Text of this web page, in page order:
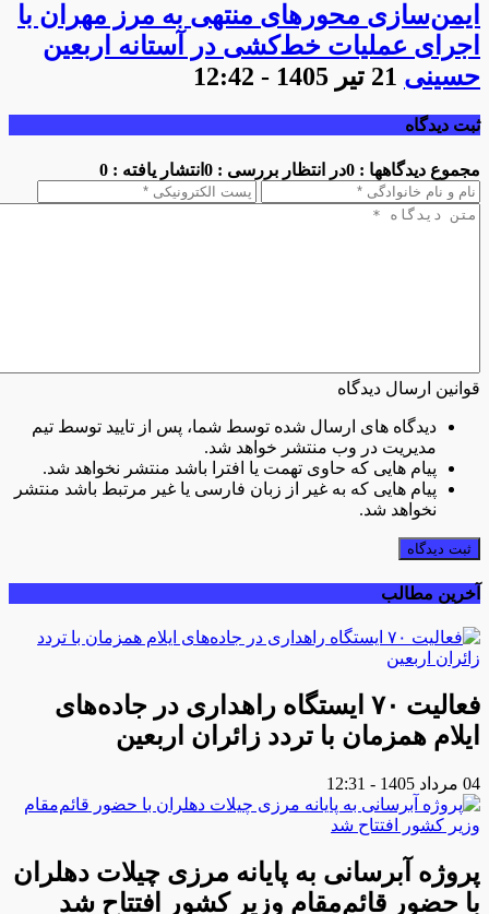
ایمن‌سازی محورهای منتهی به مرز مهران با
اجرای عملیات خط‌کشی در آستانه اربعین
حسینی 21 تیر 1405 - 12:42
ثبت دیدگاه
مجموع دیدگاهها : 0 در انتظار بررسی : 0 انتشار یافته : 0
قوانین ارسال دیدگاه
دیدگاه های ارسال شده توسط شما، پس از تایید توسط تیم
مدیریت در وب منتشر خواهد شد.
پیام هایی که حاوی تهمت یا افترا باشد منتشر نخواهد شد.
پیام هایی که به غیر از زبان فارسی یا غیر مرتبط باشد منتشر
نخواهد شد.
ثبت دیدگاه
آخرین مطالب
فعالیت ۷۰ ایستگاه راهداری در جاده‌های
ایلام همزمان با تردد زائران اربعین
04 مرداد 1405 - 12:31
پروژه آبرسانی به پایانه مرزی چیلات دهلران
با حضور قائم‌مقام وزیر کشور افتتاح شد